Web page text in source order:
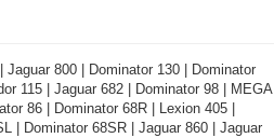
Jaguar 800 | Dominator 130 | Dominator
115 | Jaguar 682 | Dominator 98 | MEGA |
86 | Dominator 68R | Lexion 405 |
| Dominator 68SR | Jaguar 860 | Jaguar